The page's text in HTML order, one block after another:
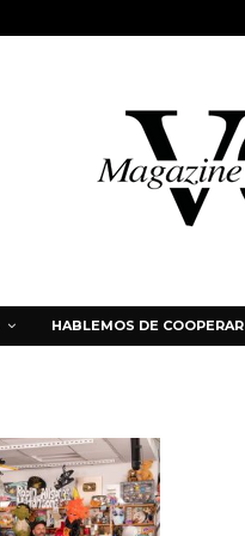
HABLEMOS DE COOPERAR